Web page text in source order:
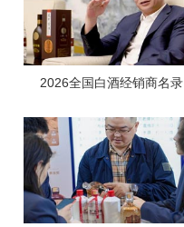
2026全国白酒经销商名录